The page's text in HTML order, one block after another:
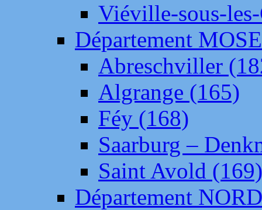
Viéville-sous-
Département
Abreschviller
Algrange (165)
Féy (168)
Saarburg –
Saint Avold (169)
Département NORD